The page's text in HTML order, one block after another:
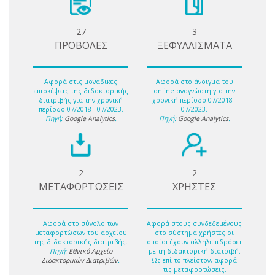
27
ΠΡΟΒΟΛΕΣ
Αφορά στις μοναδικές
επισκέψεις της διδακτορικής
διατριβής για την χρονική
περίοδο 07/2018 - 07/2023.
Πηγή: Google Analytics.
3
ΞΕΦΥΛΛΙΣΜΑΤΑ
Αφορά στο άνοιγμα του
online αναγνώστη για την
χρονική περίοδο 07/2018 -
07/2023.
Πηγή: Google Analytics.
2
ΜΕΤΑΦΟΡΤΩΣΕΙΣ
Αφορά στο σύνολο των
μεταφορτώσων του αρχείου
της διδακτορικής διατριβής.
Πηγή: Εθνικό Αρχείο
Διδακτορικών Διατριβών.
2
ΧΡΗΣΤΕΣ
Αφορά στους συνδεδεμένους
στο σύστημα χρήστες οι
οποίοι έχουν αλληλεπιδράσει
με τη διδακτορική διατριβή.
Ως επί το πλείστον, αφορά
τις μεταφορτώσεις.